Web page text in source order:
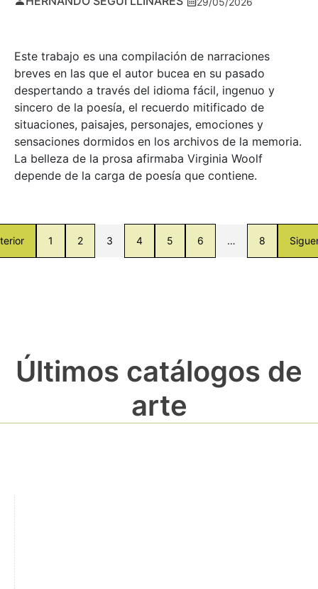
Este trabajo es una compilación de narraciones
breves en las que el autor bucea en su pasado
despertando a través del idioma fácil, ingenuo y
sincero de la poesía, el recuerdo mitificado de
situaciones, paisajes, personajes, emociones y
sensaciones dormidos en los archivos de la memoria.
La belleza de la prosa afirmaba Virginia Woolf
depende de la carga de poesía que contiene.
1 2 3 4 5 6 … 8
Últimos catálogos de
arte